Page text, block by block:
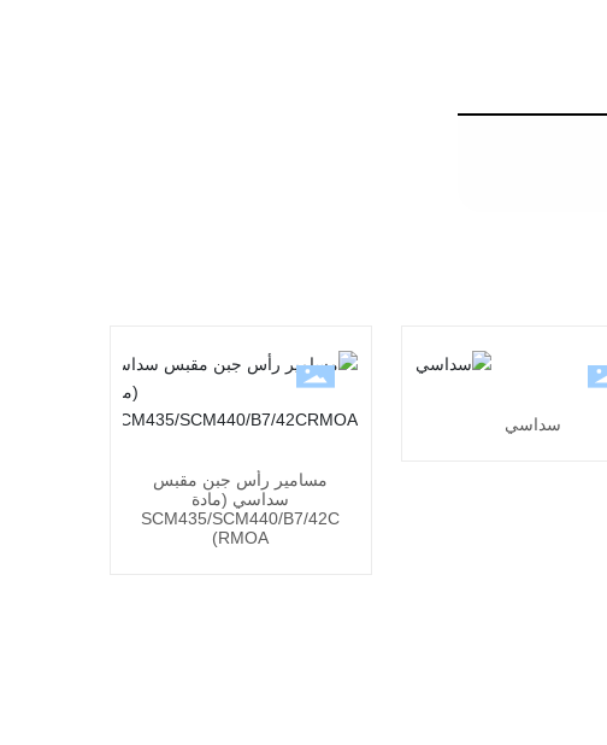
سداسي
مسامير رأس جبن مقبس
سداسي (مادة
SCM435/SCM440/B7/42C
RMOA)